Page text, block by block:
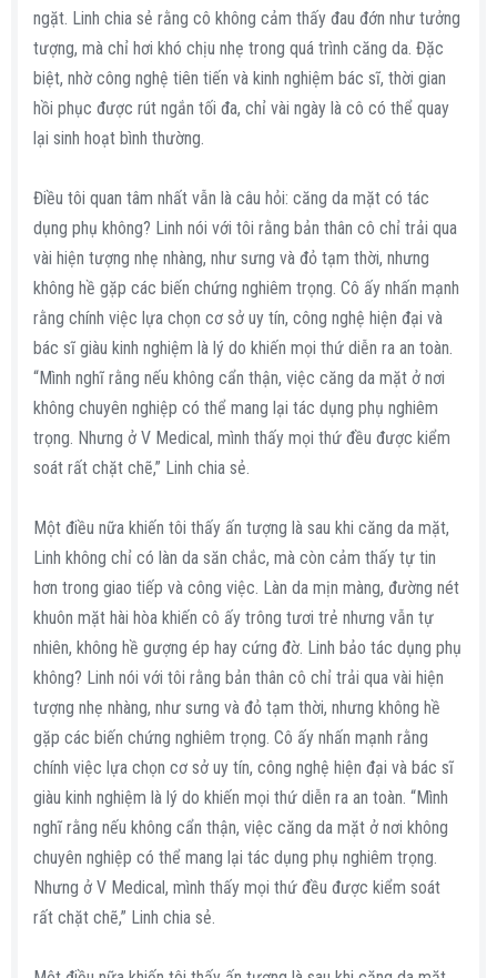
ngặt. Linh chia sẻ rằng cô không cảm thấy đau đớn như tưởng
tượng, mà chỉ hơi khó chịu nhẹ trong quá trình căng da. Đặc
biệt, nhờ công nghệ tiên tiến và kinh nghiệm bác sĩ, thời gian
hồi phục được rút ngắn tối đa, chỉ vài ngày là cô có thể quay
lại sinh hoạt bình thường.
Điều tôi quan tâm nhất vẫn là câu hỏi: căng da mặt có tác
dụng phụ không? Linh nói với tôi rằng bản thân cô chỉ trải qua
vài hiện tượng nhẹ nhàng, như sưng và đỏ tạm thời, nhưng
không hề gặp các biến chứng nghiêm trọng. Cô ấy nhấn mạnh
rằng chính việc lựa chọn cơ sở uy tín, công nghệ hiện đại và
bác sĩ giàu kinh nghiệm là lý do khiến mọi thứ diễn ra an toàn.
“Mình nghĩ rằng nếu không cẩn thận, việc căng da mặt ở nơi
không chuyên nghiệp có thể mang lại tác dụng phụ nghiêm
trọng. Nhưng ở V Medical, mình thấy mọi thứ đều được kiểm
soát rất chặt chẽ,” Linh chia sẻ.
Một điều nữa khiến tôi thấy ấn tượng là sau khi căng da mặt,
Linh không chỉ có làn da săn chắc, mà còn cảm thấy tự tin
hơn trong giao tiếp và công việc. Làn da mịn màng, đường nét
khuôn mặt hài hòa khiến cô ấy trông tươi trẻ nhưng vẫn tự
nhiên, không hề gượng ép hay cứng đờ. Linh bảo tác dụng phụ
không? Linh nói với tôi rằng bản thân cô chỉ trải qua vài hiện
tượng nhẹ nhàng, như sưng và đỏ tạm thời, nhưng không hề
gặp các biến chứng nghiêm trọng. Cô ấy nhấn mạnh rằng
chính việc lựa chọn cơ sở uy tín, công nghệ hiện đại và bác sĩ
giàu kinh nghiệm là lý do khiến mọi thứ diễn ra an toàn. “Mình
nghĩ rằng nếu không cẩn thận, việc căng da mặt ở nơi không
chuyên nghiệp có thể mang lại tác dụng phụ nghiêm trọng.
Nhưng ở V Medical, mình thấy mọi thứ đều được kiểm soát
rất chặt chẽ,” Linh chia sẻ.